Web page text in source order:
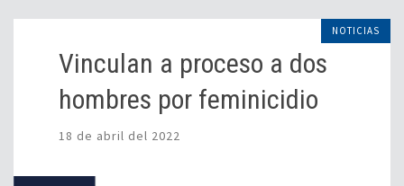
NOTICIAS
Vinculan a proceso a dos
hombres por feminicidio
18 de abril del 2022